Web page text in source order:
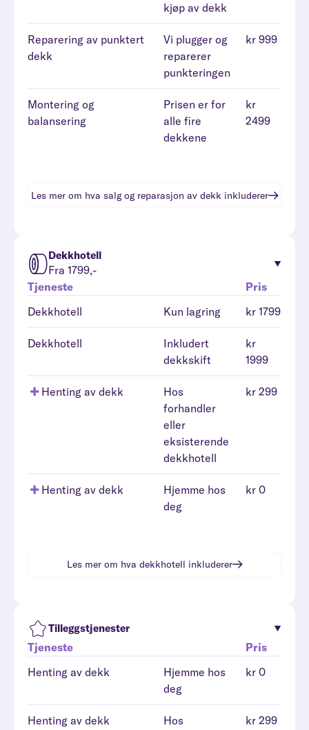
kjøp av dekk
Reparering av punktert
dekk
Vi plugger og
reparerer
punkteringen
kr 999
Montering og
balansering
Prisen er for
alle fire
dekkene
kr
2499
Les mer om hva salg og reparasjon av dekk inkluderer
Dekkhotell
Fra 1799,-
Tjeneste
Pris
Dekkhotell
Kun lagring kr 1799
Dekkhotell
Inkludert
dekkskift
kr
1999
Henting av dekk
Hos
forhandler
eller
eksisterende
dekkhotell
kr 299
Henting av dekk
Hjemme hos
deg
kr 0
Les mer om hva dekkhotell inkluderer
Tilleggstjenester
Tjeneste
Pris
Henting av dekk
Hjemme hos
deg
kr 0
Henting av dekk Hos kr 299